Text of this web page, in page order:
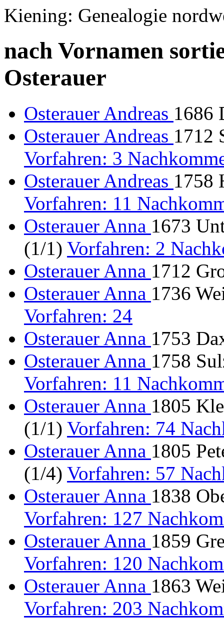
Kiening: Genealogie
nach Vornamen
Osterauer
Osterauer Andreas 1686
Osterauer Andreas 1712
Vorfahren: 3
Osterauer Andreas 1758
Vorfahren: 11
Osterauer Anna 1673
(1/1) Vorfahren: 2
Osterauer Anna 1712
Osterauer Anna 1736
Vorfahren: 24
Osterauer Anna 1753
Osterauer Anna 1758
Vorfahren: 11
Osterauer Anna 1805
(1/1) Vorfahren: 74
Osterauer Anna 1805
(1/4) Vorfahren: 57
Osterauer Anna 1838
Vorfahren: 127
Osterauer Anna 1859
Vorfahren: 120
Osterauer Anna 1863
Vorfahren: 203